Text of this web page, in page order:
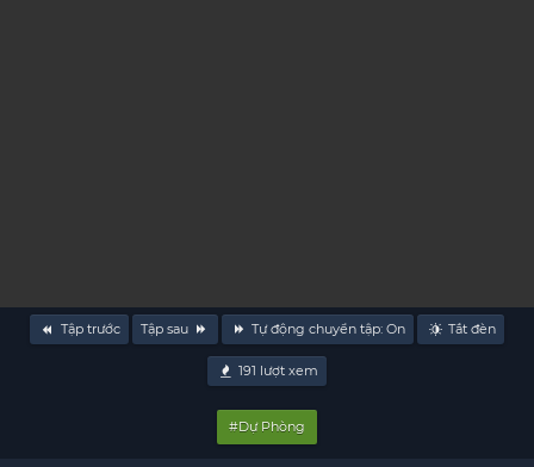
Tập trước Tập sau Tự động chuyển tập:On Tắt đèn
191 lượt xem
#Dự Phòng